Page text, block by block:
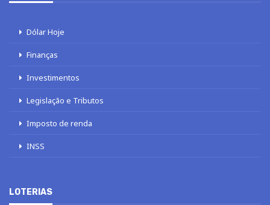
Dólar Hoje
Finanças
Investimentos
Legislação e Tributos
Imposto de renda
INSS
LOTERIAS